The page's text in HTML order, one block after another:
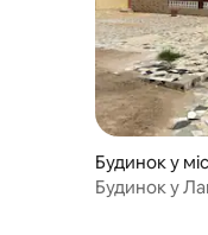
Будинок у
Будинок у